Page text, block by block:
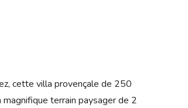
cette villa provençale de 250
terrain paysager de 2